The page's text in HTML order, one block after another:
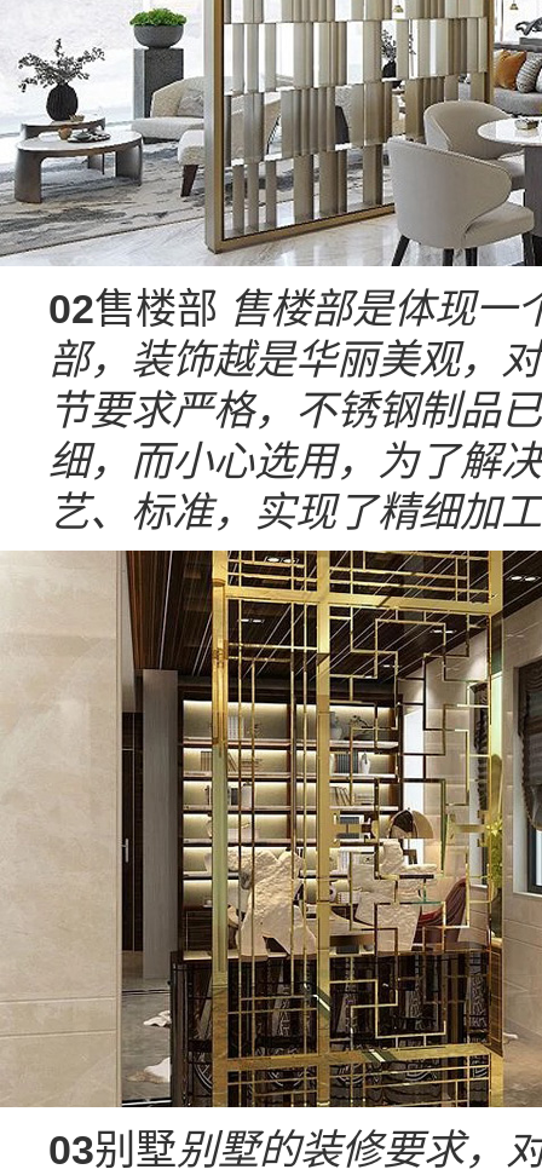
02售楼部 售楼部是体现一
部，装饰越是华丽美观，
节要求严格，不锈钢制品
细，而小心选用，为了解
艺、标准，实现了精细加
03别墅别墅的装修要求，